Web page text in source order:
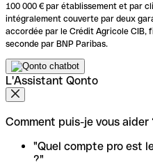
100 000 € par établissement et par
intégralement couverte par deux
accordée par le Crédit Agricole CIB,
seconde par BNP Paribas.
L'Assistant Qonto
Comment puis-je vous aider
"Quel compte pro est